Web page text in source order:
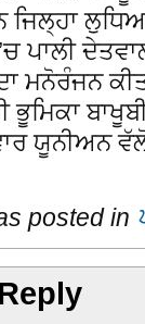
ਜਿਲ੍ਹਾ
ਪਾਲੀ
ਮਨੋਰੰਜਨ
ਯੂਨੀਅਨ
posted in